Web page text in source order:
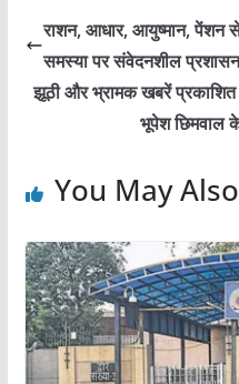
e
b
o
er l s
राशन, आधार, आयुष्मान,
समस्या पर संवेदनशील
झूठी और भ्रामक खबरें
भूपेश छिमवाल
You May